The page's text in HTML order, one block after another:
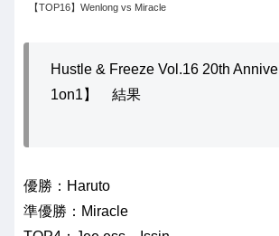
【TOP16】Wenlong vs Miracle
Hustle & Freeze Vol.16 20th
1on1】 結果
優勝：Haruto
準優勝：Miracle